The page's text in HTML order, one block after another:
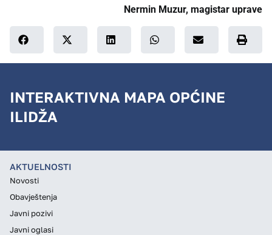
Nermin Muzur, magistar uprave
INTERAKTIVNA MAPA OPĆINE
ILIDŽA
AKTUELNOSTI
Novosti
Obavještenja
Javni pozivi
Javni oglasi